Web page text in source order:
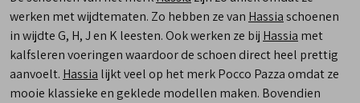
werken met wijdtematen. Zo hebben ze van Hassiaschoenen
in wijdte G, H, J en K leesten. Ook werken ze bij Hassia met
kalfsleren voeringen waardoor de schoen direct heel prettig
aanvoelt. Hassia lijkt veel op het merk Pocco Pazza omdat ze
mooie klassieke en geklede modellen maken. Bovendien